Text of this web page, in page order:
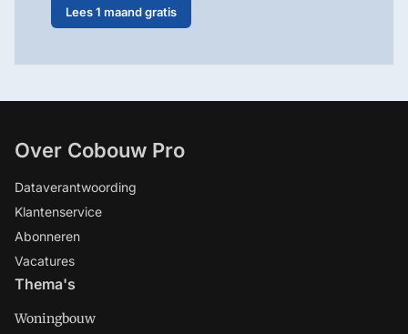
Lees 1 maand gratis
Over Cobouw Pro
Dataverantwoording
Klantenservice
Abonneren
Vacatures
Thema's
Woningbouw